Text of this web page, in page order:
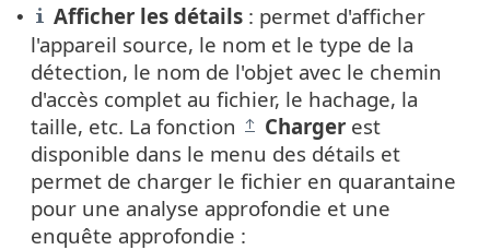
• Afficher les détails : permet d'afficher
l'appareil source, le nom et le type de la
détection, le nom de l'objet avec le chemin
d'accès complet au fichier, le hachage, la
taille, etc. La fonction
Charger est
disponible dans le menu des détails et
permet de charger le fichier en quarantaine
pour une analyse approfondie et une
enquête approfondie :